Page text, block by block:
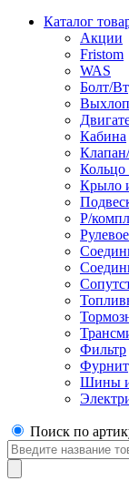
Каталог
Акции
Fristom
WAS
Болт/
Кабина
Кольцо
Крыло
Р/
Фильтр
Шины
Поиск по